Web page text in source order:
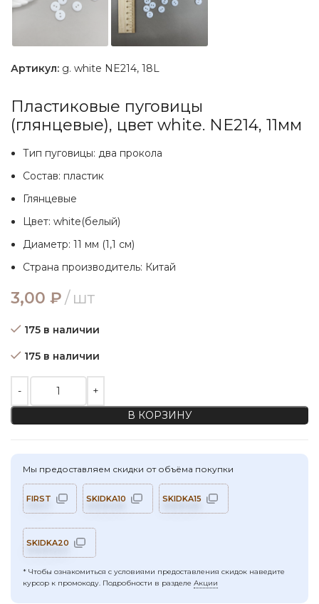
Артикул: g. white NE214, 18L
Пластиковые пуговицы
(глянцевые), цвет white. NE214, 11мм
Тип пуговицы: два прокола
Состав: пластик
Глянцевые
Цвет: white(белый)
Диаметр: 11 мм (1,1 см)
Страна производитель: Китай
3,00 ₽ шт
175 в наличии
175 в наличии
Количество товара Пластиковые пуговицы (глянцевые),
В КОРЗИНУ
Мы предоставляем скидки от объёма покупки
FIRST SKIDKA10 SKIDKA15
SKIDKA20
* Чтобы ознакомиться с условиями предоставления скидок наведите
курсор к промокоду. Подробности в разделе Акции